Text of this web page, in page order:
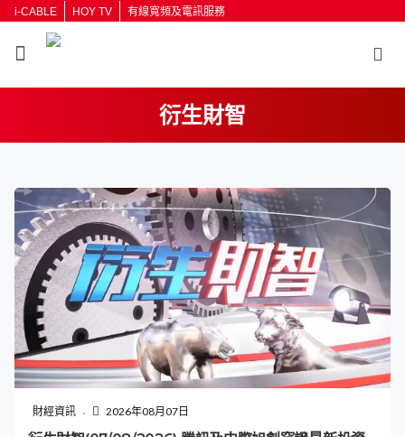
i-CABLE HOY TV 有線寬頻及電訊服務
衍生財智
按輸入鍵開始搜尋
財經資訊 2026年08月07日